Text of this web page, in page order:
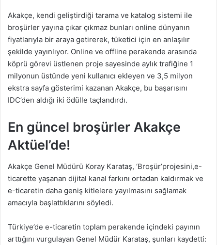
Akakçe, kendi geliştirdiği tarama ve katalog sistemi ile
broşürler yayına çıkar çıkmaz bunları online dünyanın
fiyatlarıyla bir araya getirerek, tüketici için en anlaşılır
şekilde yayınlıyor. Online ve offline perakende arasında
köprü görevi üstlenen proje sayesinde aylık trafiğine 1
milyonun üstünde yeni kullanıcı ekleyen ve 3,5 milyon
ekstra sayfa gösterimi kazanan Akakçe, bu başarısını
IDC’den aldığı iki ödülle taçlandırdı.
En güncel broşürler Akakçe
Aktüel’de!
Akakçe Genel Müdürü Koray Karataş, ‘Broşür’projesini,e-
ticarette yaşanan dijital kanal farkını ortadan kaldırmak ve
e-ticaretin daha geniş kitlelere yayılmasını sağlamak
amacıyla başlattıklarını söyledi.
Türkiye’de e-ticaretin toplam perakende içindeki payının
arttığını vurgulayan Genel Müdür Karataş, şunları kaydetti: